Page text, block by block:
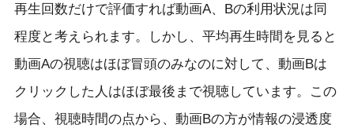
再生回数だけで評価すれば動画A、Bの利用状況は同
程度と考えられます。しかし、平均再生時間を見ると
動画Aの視聴はほぼ冒頭のみなのに対して、動画Bは
クリックした人はほぼ最後まで視聴しています。この
場合、視聴時間の点から、動画Bの方が情報の浸透度